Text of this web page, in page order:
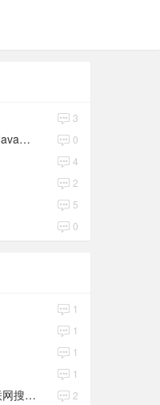
3
BladeX 4.0.0.RELEASE发布，全面升级Java17、Boot3、Cloud2023 0
4
2
5
0
1
1
1
1
bladex-ai 使用接口对接时怎么然ai拥有联网搜索功能 2